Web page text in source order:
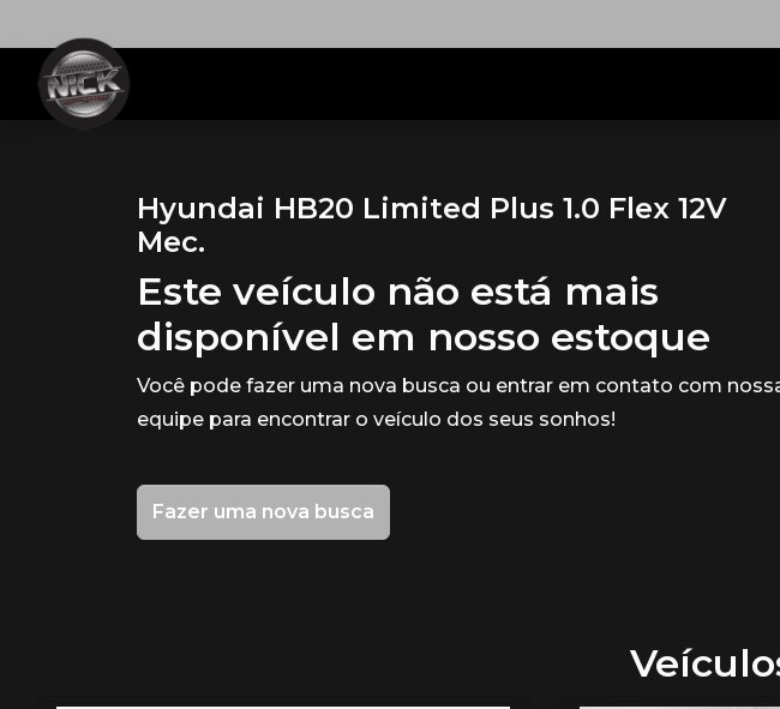
Hyundai HB20 Limited Plus 1.0 Flex 12V
Mec.
Este veículo não está mais
disponível em nosso estoque
Você pode fazer uma nova busca ou entrar em contato com
equipe para encontrar o veículo dos seus sonhos!
Fazer uma nova busca